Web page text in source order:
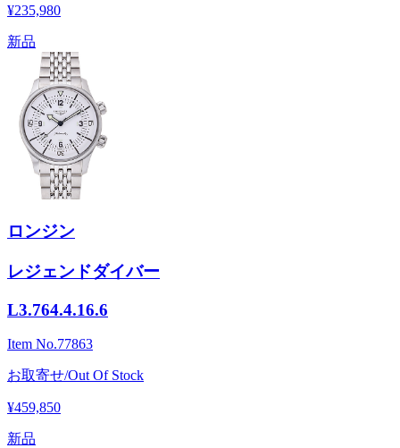
¥235,980
新品
ロンジン
レジェンドダイバー
L3.764.4.16.6
Item No.77863
お取寄せ/Out Of Stock
¥459,850
新品